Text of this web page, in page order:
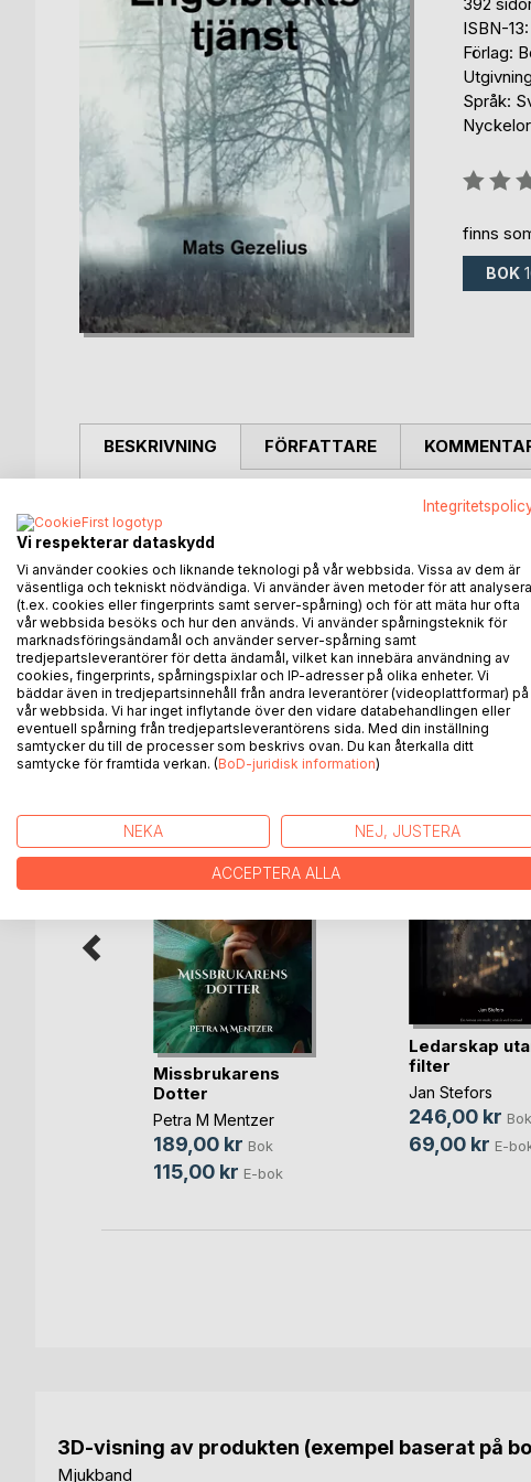
ISBN-
Förlag:
Språk:
Betyg::
finns
BOK
BESKRIVNING
Ett spontant infall av en svensk jägare från Bodens
sin hjälp till detta, har han superkanonen Archer och
Putins oavsiktliga misstag, renderar till hans
säkerhetsrådet. Till följd av detta, söker samma
Militära underrättelsetjänsten.
Samtidigt på den svenska statsministerns kontor, blir
chaufför, detta leder till mordhandling. -I ISchweiz!
FÖRFATTARE
ANDRA TITLAR HOSBoD
Missbrukarens
Dotter
Petra M Mentzer
189,00 kr Bok
115,00 kr E-bok
Ledarskap
filter
Jan Stefors
246,00 kr Bok
69,00 kr E-
3D-visning av produkten (exempel baserat på
Mjukband
Vi respekterar dataskydd
Vi använder cookies och liknande teknologi på vår webbsida. Vissa av dem är
väsentliga och tekniskt nödvändiga. Vi använder även metoder för att analysera
(t.ex. cookies eller fingerprints samt server-spårning) och för att mäta hur ofta
vår webbsida besöks och hur den används. Vi använder spårningsteknik för
marknadsföringsändamål och använder server-spårning samt
tredjepartsleverantörer för detta ändamål, vilket kan innebära användning av
cookies, fingerprints, spårningspixlar och IP-adresser på olika enheter. Vi
bäddar även in tredjepartsinnehåll från andra leverantörer (videoplattformar) på
vår webbsida. Vi har inget inflytande över den vidare databehandlingen eller
eventuell spårning från tredjepartsleverantörens sida. Med din inställning
samtycker du till de processer som beskrivs ovan. Du kan återkalla ditt
samtycke för framtida verkan. (BoD-juridisk information)
NEKA NEJ, JUSTERA
ACCEPTERA ALLA